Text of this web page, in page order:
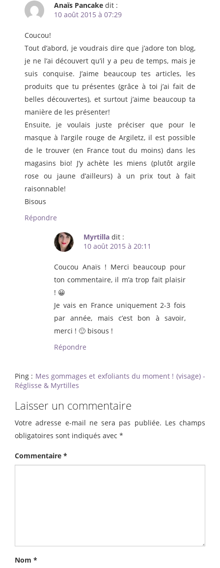
Anaïs Pancake dit :
10 août 2015 à 07:29
Coucou!
Tout d’abord, je voudrais dire que j’adore ton blog,
je ne l’ai découvert qu’il y a peu de temps, mais je
suis conquise. J’aime beaucoup tes articles, les
produits que tu présentes (grâce à toi j’ai fait de
belles découvertes), et surtout j’aime beaucoup ta
manière de les présenter!
Ensuite, je voulais juste préciser que pour le
masque à l’argile rouge de Argiletz, il est possible
de le trouver (en France tout du moins) dans les
magasins bio! J’y achète les miens (plutôt argile
rose ou jaune d’ailleurs) à un prix tout à fait
raisonnable!
Bisous
Répondre
Myrtilla dit :
10 août 2015 à 20:11
Coucou Anaïs ! Merci beaucoup pour
ton commentaire, il m’a trop fait plaisir
! 😀
Je vais en France uniquement 2-3 fois
par année, mais c’est bon à savoir,
merci ! 🙂 bisous !
Répondre
Ping : Mes gommages et exfoliants du moment ! (visage) -
Réglisse & Myrtilles
Laisser un commentaire
Votre adresse e-mail ne sera pas publiée. Les champs
obligatoires sont indiqués avec *
Commentaire *
Nom *